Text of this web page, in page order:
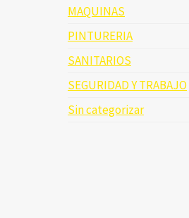
MAQUINAS
PINTURERIA
SANITARIOS
SEGURIDAD Y TRABAJO
Sin categorizar